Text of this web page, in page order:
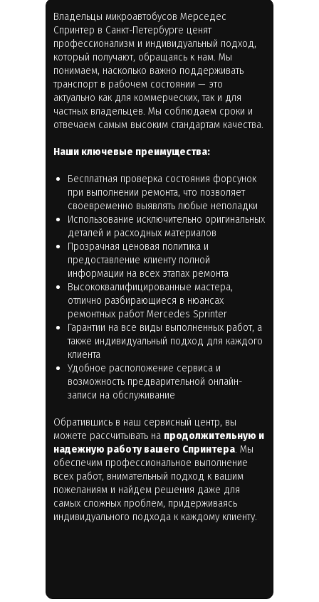
Владельцы микроавтобусов Мерседес
Спринтер в Санкт-Петербурге ценят
профессионализм и индивидуальный подход,
который получают, обращаясь к нам. Мы
понимаем, насколько важно поддерживать
транспорт в рабочем состоянии — это
актуально как для коммерческих, так и для
частных владельцев. Мы соблюдаем сроки и
отвечаем самым высоким стандартам качества.
Наши ключевые преимущества:
Бесплатная проверка состояния форсунок
при выполнении ремонта, что позволяет
своевременно выявлять любые неполадки
Использование исключительно оригинальных
деталей и расходных материалов
Прозрачная ценовая политика и
предоставление клиенту полной
информации на всех этапах ремонта
Высококвалифицированные мастера,
отлично разбирающиеся в нюансах
ремонтных работ Mercedes Sprinter
Гарантии на все виды выполненных работ, а
также индивидуальный подход для каждого
клиента
Удобное расположение сервиса и
возможность предварительной онлайн-
записи на обслуживание
Обратившись в наш сервисный центр, вы
можете рассчитывать на продолжительную и
надежную работу вашего Спринтера . Мы
обеспечим профессиональное выполнение
всех работ, внимательный подход к вашим
пожеланиям и найдем решения даже для
самых сложных проблем, придерживаясь
индивидуального подхода к каждому клиенту.